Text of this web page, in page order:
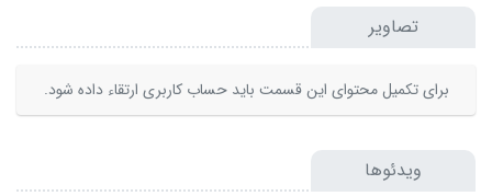
تصاویر
برای تکمیل محتوای این قسمت باید حساب کاربری ارتقاء داده شود.
ویدئوها